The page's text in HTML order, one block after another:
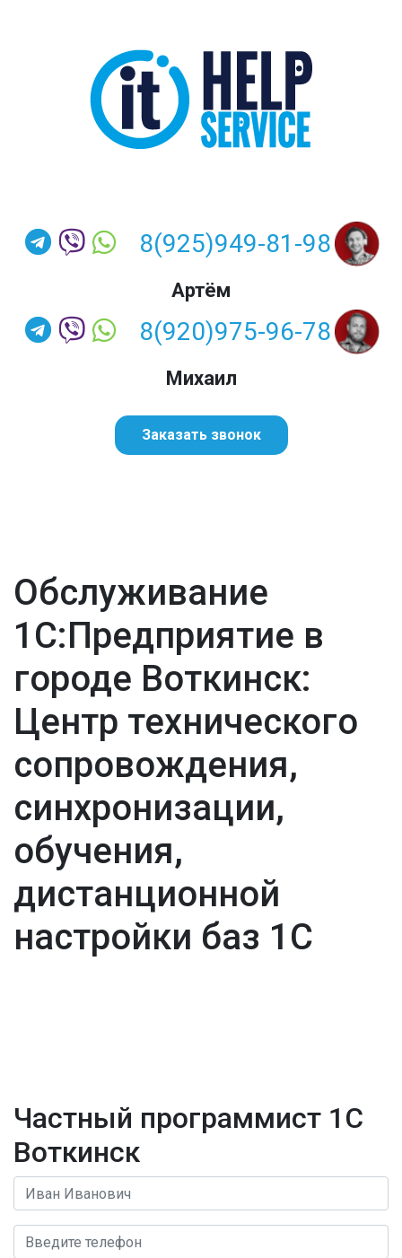
8(925)949-81-98
Артём
8(920)975-96-78
Михаил
Заказать звонок
Обслуживание
1С:Предприятие в
городе Воткинск:
Центр технического
сопровождения,
синхронизации,
обучения,
дистанционной
настройки баз 1С
Частный программист 1С
Воткинск